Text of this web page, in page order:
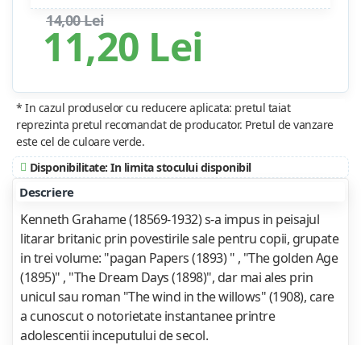
11,20 Lei
14,00 Lei
* In cazul produselor cu reducere aplicata: pretul taiat
reprezinta pretul recomandat de producator. Pretul de vanzare
este cel de culoare verde.
Disponibilitate: In limita stocului disponibil
Descriere
Kenneth Grahame (18569-1932) s-a impus in peisajul
litarar britanic prin povestirile sale pentru copii, grupate
in trei volume: "pagan Papers (1893) " , "The golden Age
(1895)" , "The Dream Days (1898)", dar mai ales prin
unicul sau roman "The wind in the willows" (1908), care
a cunoscut o notorietate instantanee printre
adolescentii inceputului de secol.